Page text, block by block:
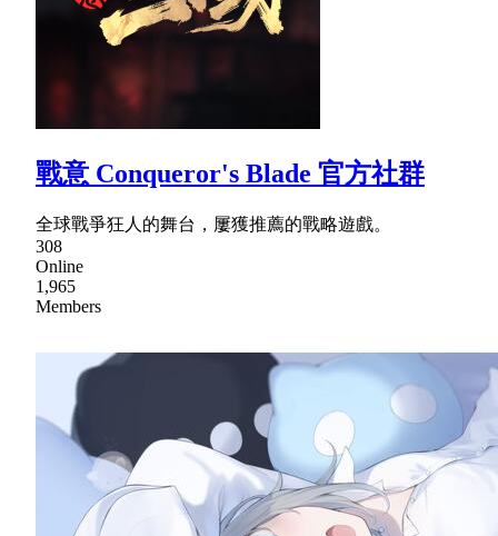
戰意 Conqueror's Blade 官方社群
全球戰爭狂人的舞台，屢獲推薦的戰略遊戲。
308
Online
1,965
Members